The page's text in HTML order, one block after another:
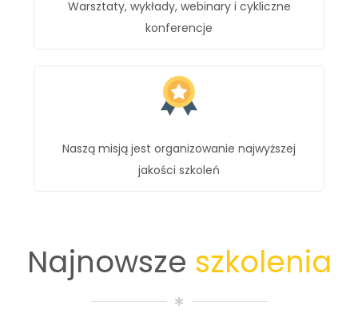
Warsztaty, wykłady, webinary i cykliczne
konferencje
Naszą misją jest organizowanie najwyższej
jakości szkoleń
Najnowsze szkolenia